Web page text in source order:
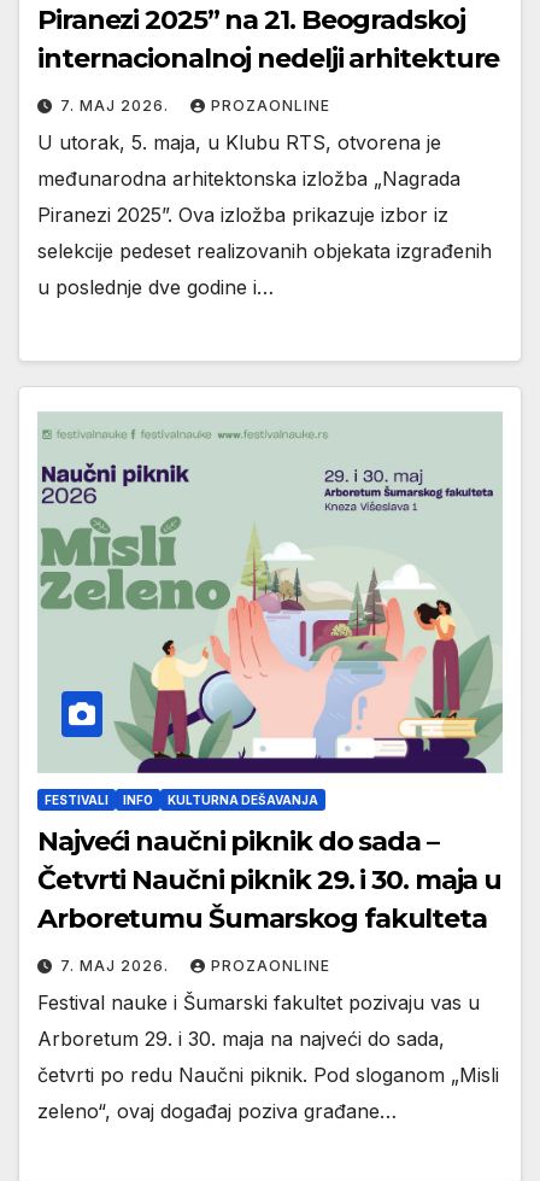
Piranezi 2025” na 21. Beogradskoj
internacionalnoj nedelji arhitekture
7. МАЈ 2026. PROZAONLINE
U utorak, 5. maja, u Klubu RTS, otvorena je
međunarodna arhitektonska izložba „Nagrada
Piranezi 2025”. Ova izložba prikazuje izbor iz
selekcije pedeset realizovanih objekata izgrađenih
u poslednje dve godine i…
FESTIVALI INFO KULTURNA DEŠAVANJA
Najveći naučni piknik do sada –
Četvrti Naučni piknik 29. i 30. maja u
Arboretumu Šumarskog fakulteta
7. МАЈ 2026. PROZAONLINE
Festival nauke i Šumarski fakultet pozivaju vas u
Arboretum 29. i 30. maja na najveći do sada,
četvrti po redu Naučni piknik. Pod sloganom „Misli
zeleno“, ovaj događaj poziva građane…